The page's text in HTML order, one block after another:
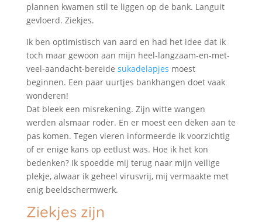
plannen kwamen stil te liggen op de bank. Languit
gevloerd. Ziekjes.
Ik ben optimistisch van aard en had het idee dat ik
toch maar gewoon aan mijn heel-langzaam-en-met-
veel-aandacht-bereide sukadelapjes moest
beginnen. Een paar uurtjes bankhangen doet vaak
wonderen!
Dat bleek een misrekening. Zijn witte wangen
werden alsmaar roder. En er moest een deken aan te
pas komen. Tegen vieren informeerde ik voorzichtig
of er enige kans op eetlust was. Hoe ik het kon
bedenken? Ik spoedde mij terug naar mijn veilige
plekje, alwaar ik geheel virusvrij, mij vermaakte met
enig beeldschermwerk.
Ziekjes zijn